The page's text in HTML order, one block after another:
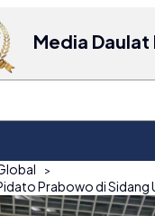
Media Daulat